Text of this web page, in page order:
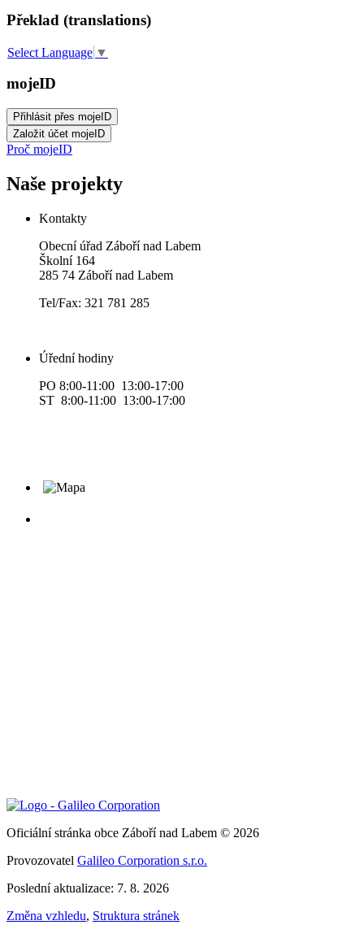
Překlad (translations)
Select Language ▼
mojeID
Proč mojeID
Naše projekty
Kontakty
Obecní úřad Záboří nad Labem
Školní 164
285 74 Záboří nad Labem
Tel/Fax: 321 781 285
Úřední hodiny
PO 8:00-11:00 13:00-17:00
ST 8:00-11:00 13:00-17:00
Oficiální stránka obce Záboří nad Labem © 2026
Provozovatel Galileo Corporation s.r.o.
Poslední aktualizace: 7. 8. 2026
Změna vzhledu, Struktura stránek